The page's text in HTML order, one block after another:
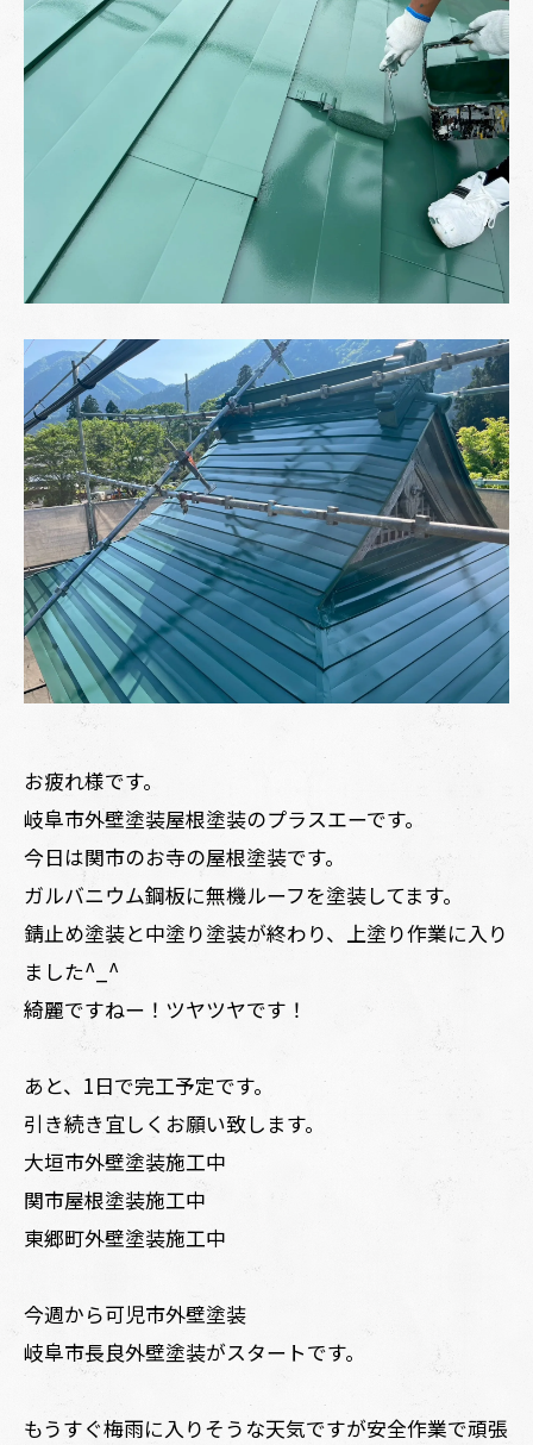
お疲れ様です。
岐阜市外壁塗装屋根塗装のプラスエーです。
今日は関市のお寺の屋根塗装です。
ガルバニウム鋼板に無機ルーフを塗装してます。
錆止め塗装と中塗り塗装が終わり、上塗り作業に入り
ました^_^
綺麗ですねー！ツヤツヤです！
あと、1日で完工予定です。
引き続き宜しくお願い致します。
大垣市外壁塗装施工中
関市屋根塗装施工中
東郷町外壁塗装施工中
今週から可児市外壁塗装
岐阜市長良外壁塗装がスタートです。
もうすぐ梅雨に入りそうな天気ですが安全作業で頑張